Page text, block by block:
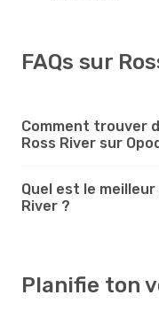
FAQs sur
Comment trouver
Ross River sur
Quel est le
River ?
Planifie ton